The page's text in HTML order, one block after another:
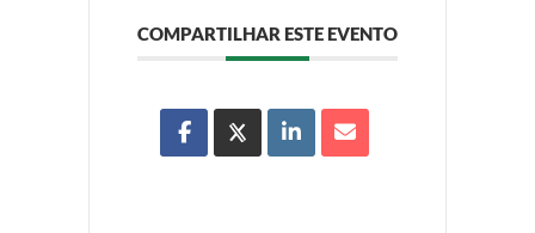
COMPARTILHAR ESTE EVENTO